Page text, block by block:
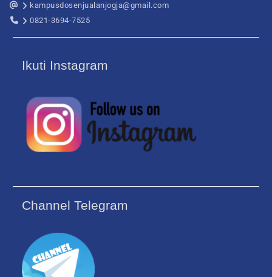
kampusdosenjualanjogja@gmail.com
0821-3694-7525
Ikuti Instagram
Channel Telegram